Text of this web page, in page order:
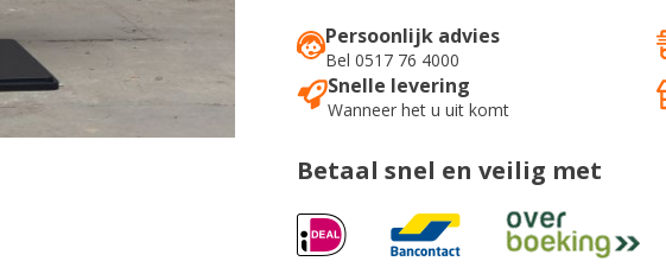
Persoonlijk advies
Bel 0517 76 4000
Snelle levering
Wanneer het u uit komt
Betaal snel en veilig met